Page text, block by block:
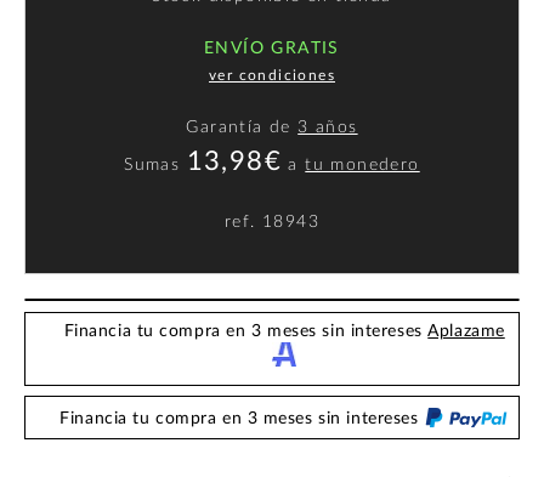
ENVÍO GRATIS
ver condiciones
Garantía de 3 años
Sumas 13,98€ atu monedero
ref. 18943
Financia tu compra en 3 meses sin interesesAplazame
Financia tu compra en 3 meses sin intereses